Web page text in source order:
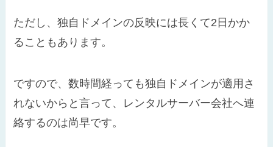
ただし、独自ドメインの反映には長くて2日かか
ることもあります。
ですので、数時間経っても独自ドメインが適用さ
れないからと言って、レンタルサーバー会社へ連
絡するのは尚早です。